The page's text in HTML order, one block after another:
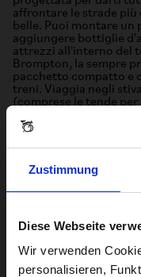
Zustimmung
Diese Webseite
Wir verwenden
personalisieren,
affrontare le strade più
belle. Puoi montare
aggiungere bottiglie
attrezzi all'interno del
Brompton, la sempre
pacchetto compatto e
treni. Viaggia negli
(comprese le tende
andare ovunque.
8-marce
Visiting